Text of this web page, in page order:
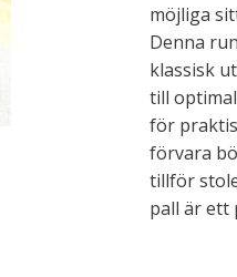
möjliga
Denna
klassisk
till
för
förvara
tillför
pall är ett